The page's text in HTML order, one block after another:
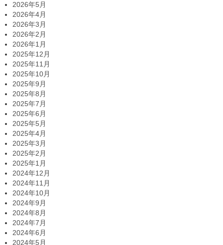
2026年5月
2026年4月
2026年3月
2026年2月
2026年1月
2025年12月
2025年11月
2025年10月
2025年9月
2025年8月
2025年7月
2025年6月
2025年5月
2025年4月
2025年3月
2025年2月
2025年1月
2024年12月
2024年11月
2024年10月
2024年9月
2024年8月
2024年7月
2024年6月
2024年5月